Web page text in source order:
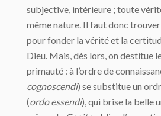
subjective, intérieure ; toute
même nature. Il faut donc
pour fonder la vérité et la
Dieu. Mais, dès lors, on destitue
primauté : à l’ordre de
cognoscendi) se substitue un
(ordo essendi), qui brise la belle